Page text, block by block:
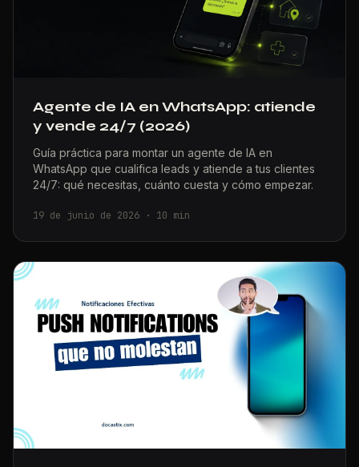
Agente de IA en WhatsApp: atiende
y vende 24/7 (2026)
Guía práctica para montar un agente de IA en
WhatsApp que cualifica leads y atiende a tus clientes
24/7: qué necesitas, cuánto cuesta y cómo empezar.
19 de junio de 2026 · 10 min